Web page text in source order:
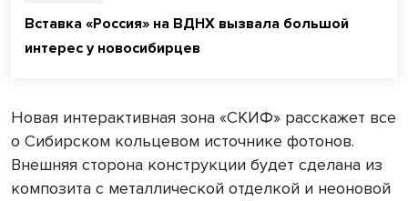
Вставка «Россия» на ВДНХ вызвала большой
интерес у новосибирцев
Новая интерактивная зона «СКИФ» расскажет все
о Сибирском кольцевом источнике фотонов.
Внешняя сторона конструкции будет сделана из
композита с металлической отделкой и неоновой